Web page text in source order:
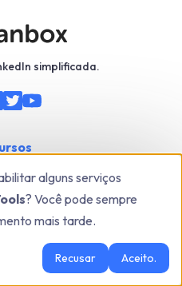
simplificada.
ajuda
alguns serviços
? Você pode sempre
mais tarde.
Recusar Aceito.